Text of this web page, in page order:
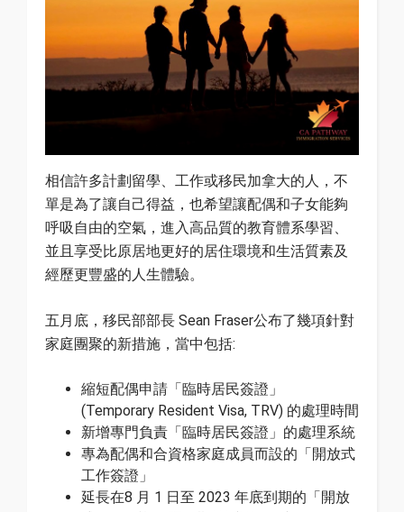
相信許多計劃留學、工作或移民加拿大的人，不
單是為了讓自己得益，也希望讓配偶和子女能夠
呼吸自由的空氣，進入高品質的教育體系學習、
並且享受比原居地更好的居住環境和生活質素及
經歷更豐盛的人生體驗。
五月底，移民部部長 Sean Fraser公布了幾項針對
家庭團聚的新措施，當中包括:
縮短配偶申請「臨時居民簽證」
(Temporary Resident Visa, TRV) 的處理時間
新增專門負責「臨時居民簽證」的處理系統
專為配偶和合資格家庭成員而設的「開放式
工作簽證」
延長在8 月 1 日至 2023 年底到期的「開放